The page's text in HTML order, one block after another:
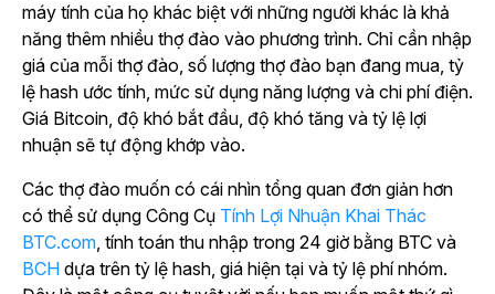
máy tính của họ khác biệt với những người khác là khả
năng thêm nhiều thợ đào vào phương trình. Chỉ cần nhập
giá của mỗi thợ đào, số lượng thợ đào bạn đang mua, tỷ
lệ hash ước tính, mức sử dụng năng lượng và chi phí điện.
Giá Bitcoin, độ khó bắt đầu, độ khó tăng và tỷ lệ lợi
nhuận sẽ tự động khớp vào.
Các thợ đào muốn có cái nhìn tổng quan đơn giản hơn
có thể sử dụng Công Cụ Tính Lợi Nhuận Khai Thác
BTC.com, tính toán thu nhập trong 24 giờ bằng BTC và
BCH dựa trên tỷ lệ hash, giá hiện tại và tỷ lệ phí nhóm.